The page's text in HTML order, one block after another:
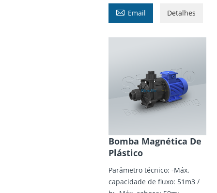
 Email Detalhes
Bomba Magnética De
Plástico
Parâmetro técnico: -Máx.
capacidade de fluxo: 51m3 /